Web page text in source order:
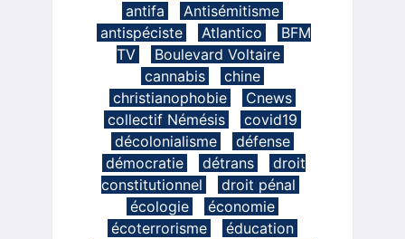
antifa
Antisémitisme
antispéciste
Atlantico
BFM
TV
Boulevard Voltaire
cannabis
chine
christianophobie
Cnews
collectif Némésis
covid19
décolonialisme
défense
démocratie
détrans
droit
constitutionnel
droit pénal
écologie
économie
écoterrorisme
éducation